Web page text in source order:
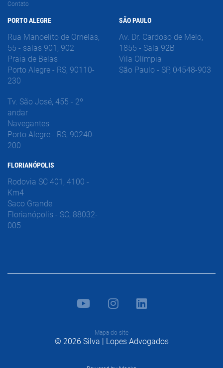
Contato
PORTO ALEGRE
Rua Manoelito de Ornelas,
55 - salas 901, 902
Praia de Belas
Porto Alegre - RS, 90110-
230
Tv. São José, 455 - 2º
andar
Navegantes
Porto Alegre - RS, 90240-
200
FLORIANÓPOLIS
Rodovia SC 401, 4100 -
Km4
Saco Grande
Florianópolis - SC, 88032-
005
SÃO PAULO
Av. Dr. Cardoso de Melo,
1855 - Sala 92B
Vila Olímpia
São Paulo - SP, 04548-903
Mapa do site
© 2026 Silva | Lopes Advogados